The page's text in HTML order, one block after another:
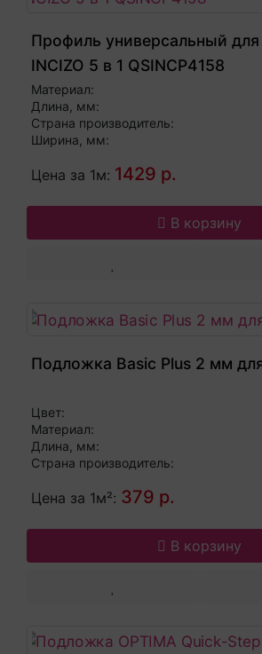
Профиль универсальный для
INCIZO 5 в 1 QSINCP4158
Материал:
Длина, мм:
Страна производитель:
Ширина, мм:
Цена за 1м: 1429 р.
В корзину
Подложка Basic Plus 2 мм
Цвет:
Материал:
Длина, мм:
Страна производитель:
Цена за 1м²: 379 р.
В корзину